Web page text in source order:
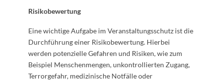
Risikobewertung
Eine wichtige Aufgabe im Veranstaltungsschutz ist die
Durchführung einer Risikobewertung. Hierbei
werden potenzielle Gefahren und Risiken, wie zum
Beispiel Menschenmengen, unkontrollierten Zugang,
Terrorgefahr, medizinische Notfälle oder